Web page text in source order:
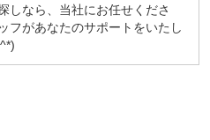
しなら、当社にお任せくださ
フがあなたのサポートをいたし